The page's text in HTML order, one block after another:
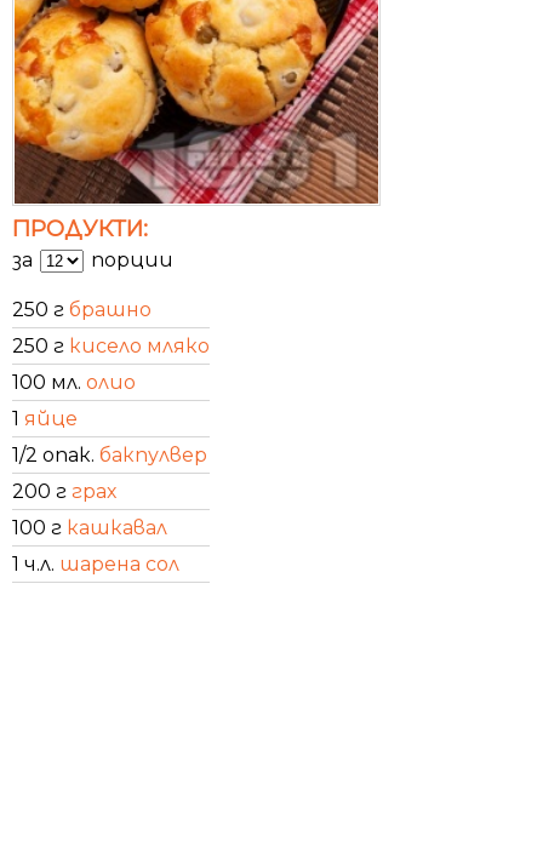
ПРОДУКТИ:
за порции
250 г брашно
250 г кисело мляко
100 мл. олио
1 яйце
1/2 опак. бакпулвер
200 г грах
100 г кашкавал
1 ч.л. шарена сол